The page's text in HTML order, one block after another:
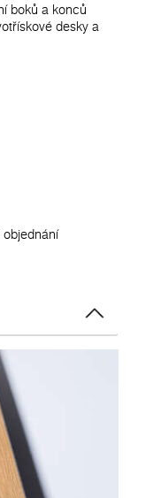
boků a konců
desky a
objednání